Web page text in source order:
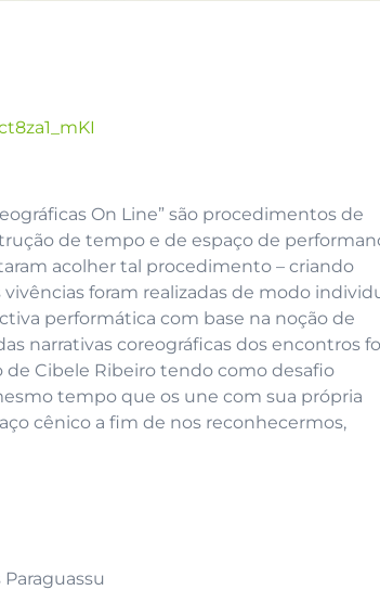
On Line” são procedimentos de
de tempo e de espaço de
acolher tal procedimento – criando
foram realizadas de modo
performática com base na noção de
narrativas coreográficas dos encontros
Cibele Ribeiro tendo como desafio
tempo que os une com sua própria
cênico a fim de nos reconhecermos,